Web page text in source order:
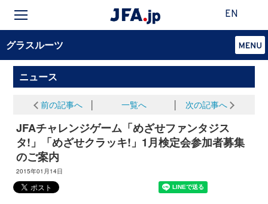
EN
グラスルーツ
ニュース
前の記事へ 一覧へ 次の記事へ
JFAチャレンジゲーム「めざせファンタジス
タ!」「めざせクラッキ!」1月検定会参加者募集
のご案内
2015年01月14日